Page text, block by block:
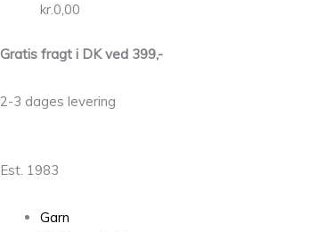
kr.0,00
Gratis fragt i DK ved 399,-
2-3 dages levering
Est. 1983
Garn